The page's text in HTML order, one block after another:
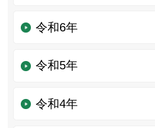
令和6年
令和5年
令和4年